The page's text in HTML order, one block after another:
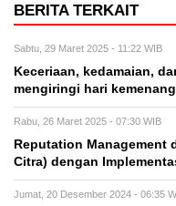
BERITA TERKAIT
Sabtu, 29 Maret 2025 - 11:22 WIB
Keceriaan, kedamaian,
mengiringi hari
Rabu, 26 Maret 2025 - 07:30 WIB
Reputation Management
Citra) dengan
Jumat, 20 Desember 2024 - 06:35